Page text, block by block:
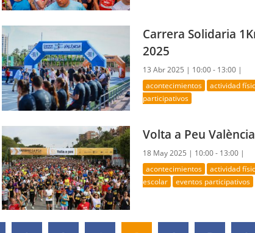
Carrera Solidaria
2025
13 Abr 2025 | 10:00 - 13:00 |
acontecimientos actividad
participativos
Volta a Peu
18 May 2025 | 10:00 - 13:00 |
acontecimientos actividad
escolar
eventos participativos